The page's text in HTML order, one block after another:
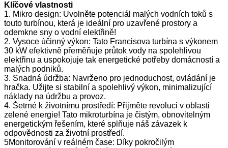
Klíčové vlastnosti
1. Mikro design: Uvolněte potenciál malých vodních toků s
touto turbínou, která je ideální pro uzavřené prostory a
odemkne sny o vodní elektřině!
2. Vysoce účinný výkon: Tato Francisova turbína s výkonem
30 kW efektivně přeměňuje průtok vody na spolehlivou
elektřinu a uspokojuje tak energetické potřeby domácností a
malých podniků.
3. Snadná údržba: Navrženo pro jednoduchost, ovládání je
hračka. Užijte si stabilní a spolehlivý výkon, minimalizující
náklady na údržbu a provoz.
4. Šetrné k životnímu prostředí: Přijměte revoluci v oblasti
zelené energie! Tato mikroturbína je čistým, obnovitelným
energetickým řešením, které splňuje náš závazek k
odpovědnosti za životní prostředí.
5Monitorování v reálném čase: Díky pokročilým